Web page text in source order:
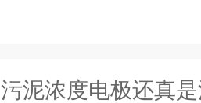
污泥浓度电极还真是污